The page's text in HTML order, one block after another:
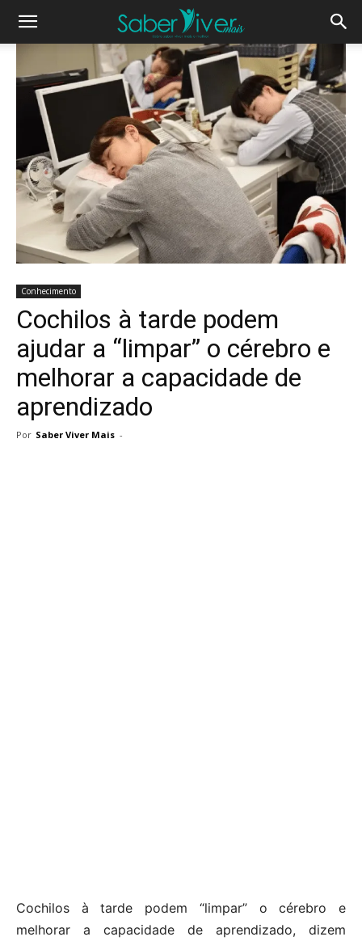
Conhecimento
Cochilos à tarde podem
ajudar a “limpar” o cérebro e
melhorar a capacidade de
aprendizado
Por Saber Viver Mais -
Cochilos à tarde podem “limpar” o cérebro e
melhorar a capacidade de aprendizado, dizem